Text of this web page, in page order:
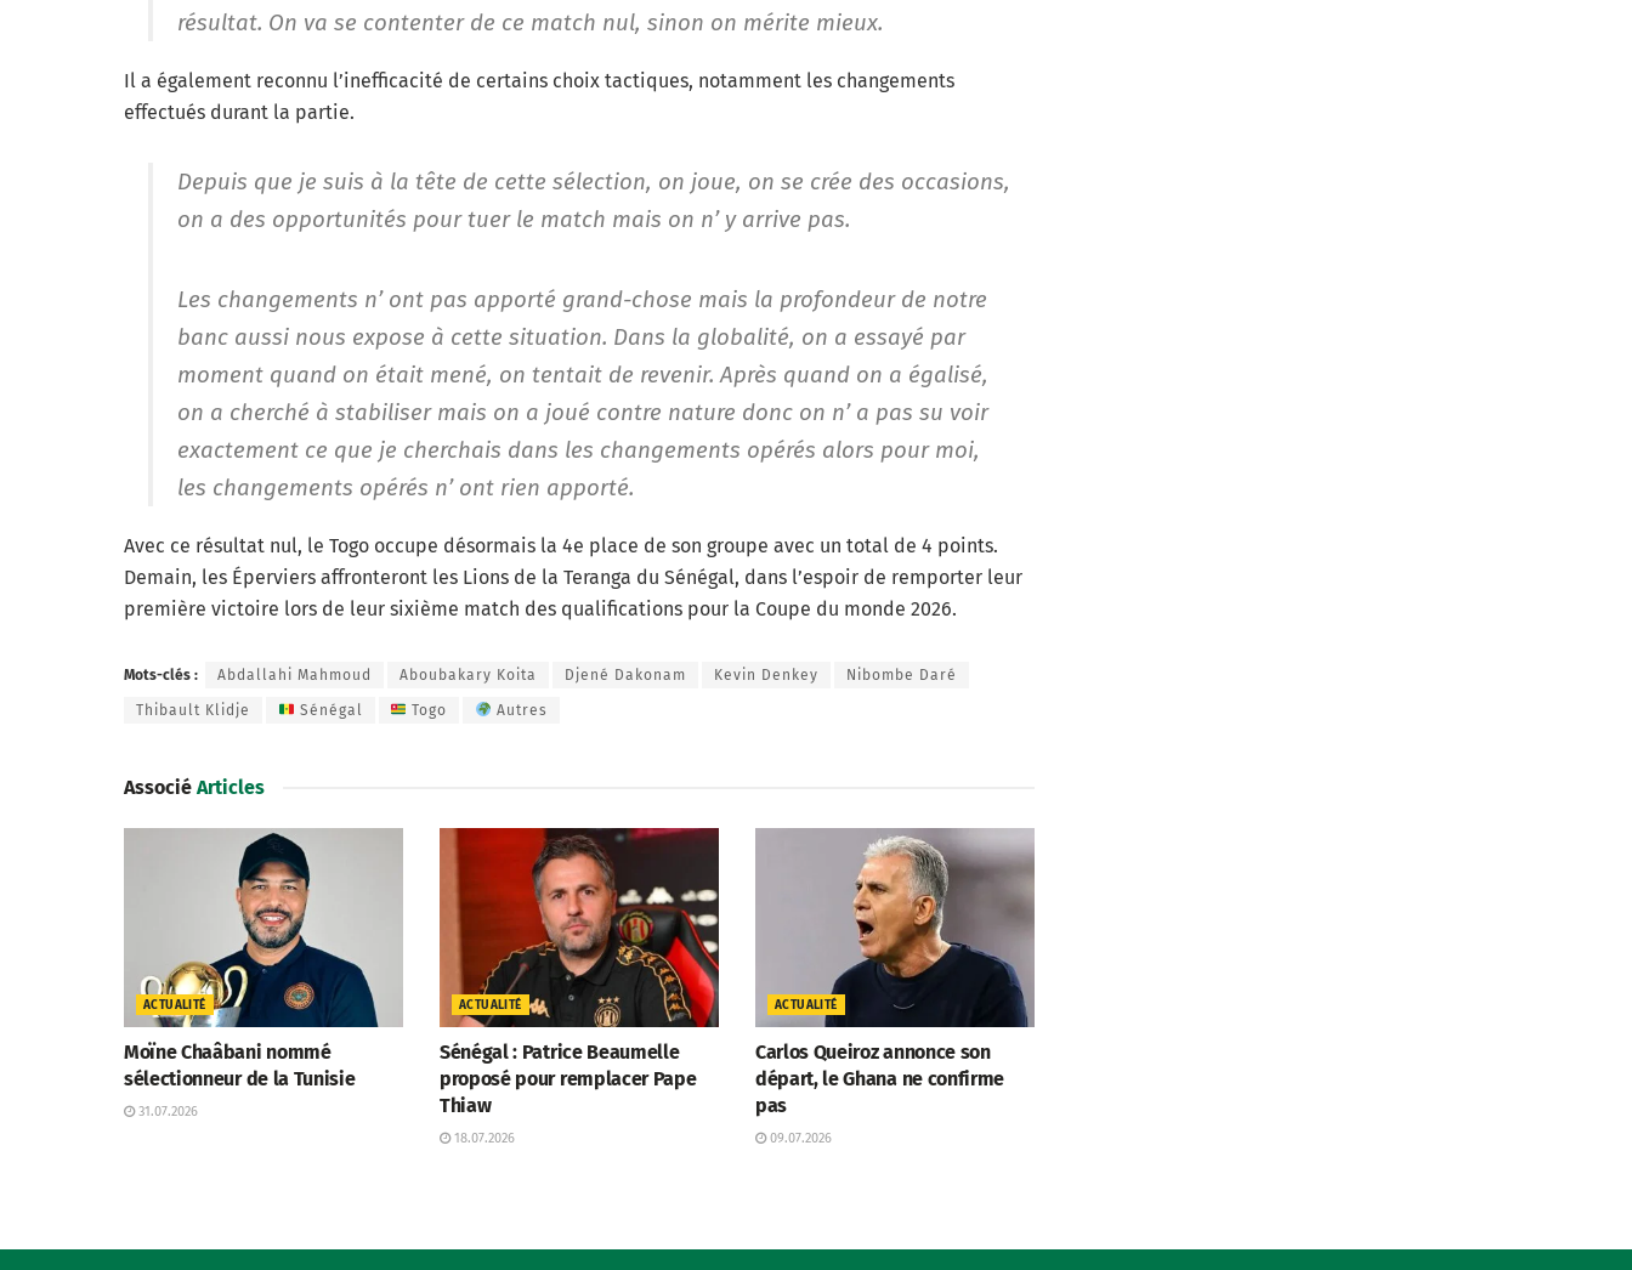
résultat. On va se contenter de ce match nul, sinon on mérite mieux.
Il a également reconnu l’inefficacité de certains choix tactiques, notamment les changements
effectués durant la partie.
Depuis que je suis à la tête de cette sélection, on joue, on se crée des occasions,
on a des opportunités pour tuer le match mais on n’ y arrive pas.
Les changements n’ ont pas apporté grand-chose mais la profondeur de notre
banc aussi nous expose à cette situation. Dans la globalité, on a essayé par
moment quand on était mené, on tentait de revenir. Après quand on a égalisé,
on a cherché à stabiliser mais on a joué contre nature donc on n’ a pas su voir
exactement ce que je cherchais dans les changements opérés alors pour moi,
les changements opérés n’ ont rien apporté.
Avec ce résultat nul, le Togo occupe désormais la 4e place de son groupe avec un total de 4 points.
Demain, les Éperviers affronteront les Lions de la Teranga du Sénégal, dans l’espoir de remporter leur
première victoire lors de leur sixième match des qualifications pour la Coupe du monde 2026.
Mots-clés : Abdallahi Mahmoud Aboubakary Koita Djené Dakonam Kevin Denkey Nibombe Daré
Thibault Klidje Sénégal Togo Autres
Associé Articles
ACTUALITÉ
Moïne Chaâbani nommé
sélectionneur de la Tunisie
31.07.2026
ACTUALITÉ
Sénégal : Patrice Beaumelle
proposé pour remplacer Pape
Thiaw
18.07.2026
ACTUALITÉ
Carlos Queiroz annonce son
départ, le Ghana ne confirme
pas
09.07.2026